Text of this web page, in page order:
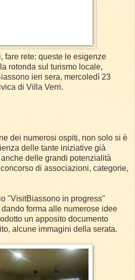
fare rete: queste le esigenze
rotonda sul turismo locale,
ieri sera, mercoledì 23
di Villa Verri.
dei numerosi ospiti, non solo si è
delle tante iniziative già
delle grandi potenzialità
di associazioni, categorie,
"VisitBiassono in progress"
forma alle numerose idee
un apposito documento
alcune immagini della serata.